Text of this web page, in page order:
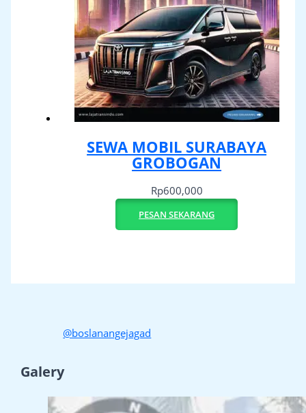
SEWA MOBIL SURABAYA
GROBOGAN
Rp600,000
PESAN SEKARANG
@boslanangejagad
Galery